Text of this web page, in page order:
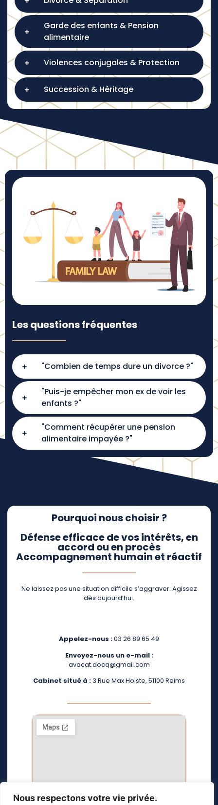
Nous respectons votre vie privée.
Garde des enfants & Pension
alimentaire
Violences conjugales & Protection
Succession & Héritage
Les questions fréquentes
"Combien de temps dure un divorce ?"
"Puis-je empêcher mon ex de voir les
enfants ?"
"Comment récupérer une pension
alimentaire impayée ?"
Pourquoi nous choisir ?
Défense efficace de vos intérêts, en
accord ou en procès
Accompagnement humain et réactif
Ne laissez pas une situation difficile s’aggraver. Agissez
dès aujourd’hui.
Appelez-nous :03 26 89 65 49
Envoyez-nous un e-mail :
avocat.docq@gmail.com
Cabinet situé à :3 Rue Max Holste, 51100 Reims